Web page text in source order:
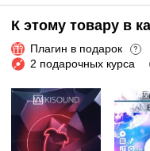
К этому товару в
Плагин в подарок ?
2 подарочных курса